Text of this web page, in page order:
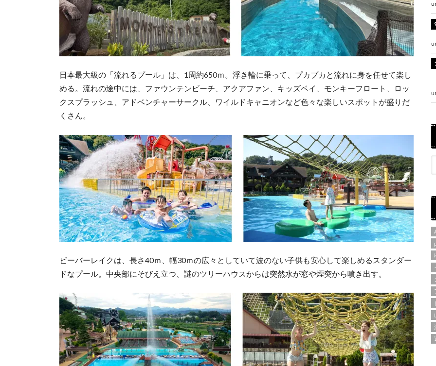
日本最大級の「流れるプール」は、1周約650ｍ。浮き輪に乗って、プカプカと流れに身を任せて楽し
める。流れの途中には、ファウンテンビーチ、アクアファン、キッズベイ、モンキーフロート、ロッ
クスプラッシュ、アドベンチャーサークル、ワイルドキャニオンなど色々な楽しいスポットが盛りだ
くさん。
ビーバーレイクは、長さ40ｍ、幅30ｍの広々としていて波のない子供も安心して楽しめるスタンダー
ドなプール。中央部にそびえ立つ、謎のツリーハウスからは突然水が窓や煙突から噴き出す。